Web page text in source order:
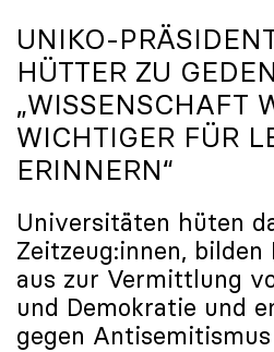
UNIKO-
HÜTTER ZU
„WISSENSCHAFT
WICHTIGER FÜR
ERINNERN“
Universitäten hüten
Zeitzeug:innen, bilden
aus zur Vermittlung
und Demokratie und
gegen Antisemitismus